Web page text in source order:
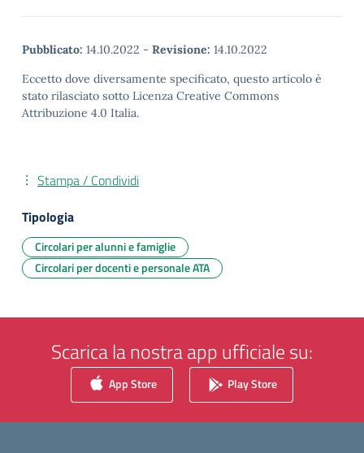
Pubblicato: 14.10.2022 - Revisione: 14.10.2022
Eccetto dove diversamente specificato, questo articolo è
stato rilasciato sotto Licenza Creative Commons
Attribuzione 4.0 Italia.
Stampa / Condividi
Tipologia
Circolari per alunni e famiglie
Circolari per docenti e personale ATA
Scarica la nostra app ufficiale su:
App Store Play Store